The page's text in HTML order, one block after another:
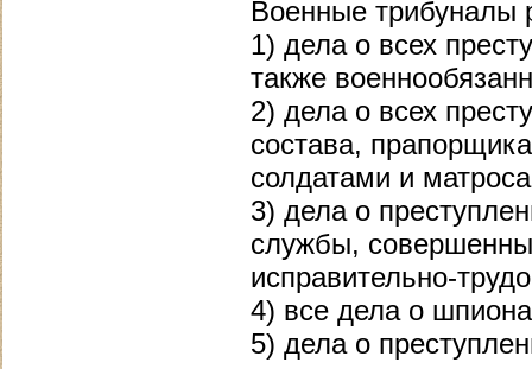
Военные трибуналы
1) дела о всех
также
2) дела о всех
состава,
солдатами и
3) дела о
службы,
исправительно-
4) все дела о
5) дела о